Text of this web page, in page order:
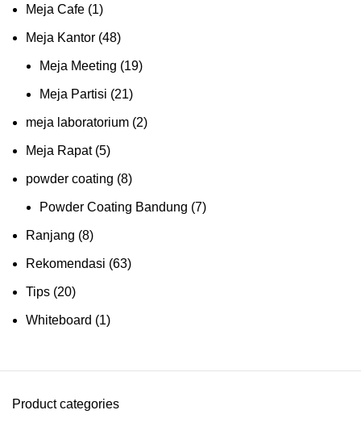
Meja Cafe (1)
Meja Kantor (48)
Meja Meeting (19)
Meja Partisi (21)
meja laboratorium (2)
Meja Rapat(5)
powder coating (8)
Powder Coating Bandung (7)
Ranjang (8)
Rekomendasi (63)
Tips (20)
Whiteboard (1)
Product categories